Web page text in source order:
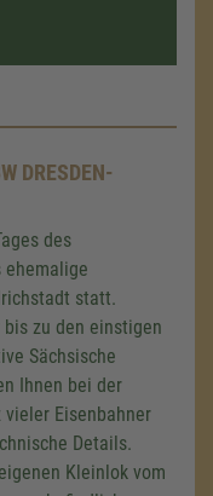
DRESDEN-
des
ehemalige
statt.
zu den einstigen
Sächsische
Ihnen bei der
Eisenbahner
Details.
Kleinlok vom